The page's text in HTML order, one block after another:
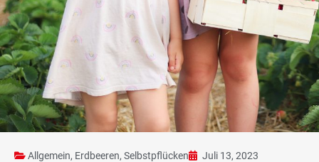
Allgemein, Erdbeeren, Selbstpflücken
Juli 13, 2023